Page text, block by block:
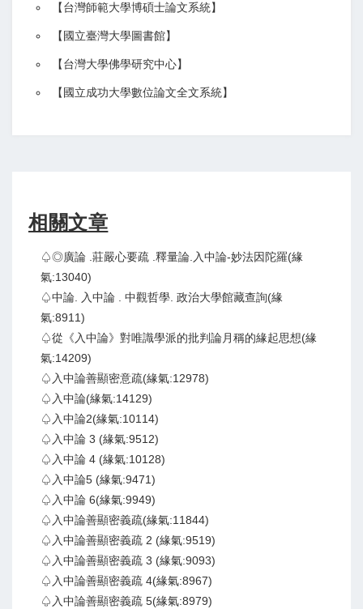
【台灣師範大學博碩士論文系統】
【 國立臺灣大學圖書館】
【台灣大學佛學研究中心】
【 國立成功大學數位論文全文系統】
相關文章
♤◎廣論 .莊嚴心要疏 .釋量論.入中論-妙法因陀羅(緣
氣:13040)
♤中論. 入中論 . 中觀哲學. 政治大學館藏查詢(緣
氣:8911)
♤從《入中論》對唯識學派的批判論月稱的緣起思想(緣
氣:14209)
♤入中論善顯密意疏(緣氣:12978)
♤入中論(緣氣:14129)
♤入中論2(緣氣:10114)
♤入中論 3 (緣氣:9512)
♤入中論 4 (緣氣:10128)
♤入中論5 (緣氣:9471)
♤入中論 6(緣氣:9949)
♤入中論善顯密義疏(緣氣:11844)
♤入中論善顯密義疏 2 (緣氣:9519)
♤入中論善顯密義疏 3 (緣氣:9093)
♤入中論善顯密義疏 4(緣氣:8967)
♤入中論善顯密義疏 5(緣氣:8979)